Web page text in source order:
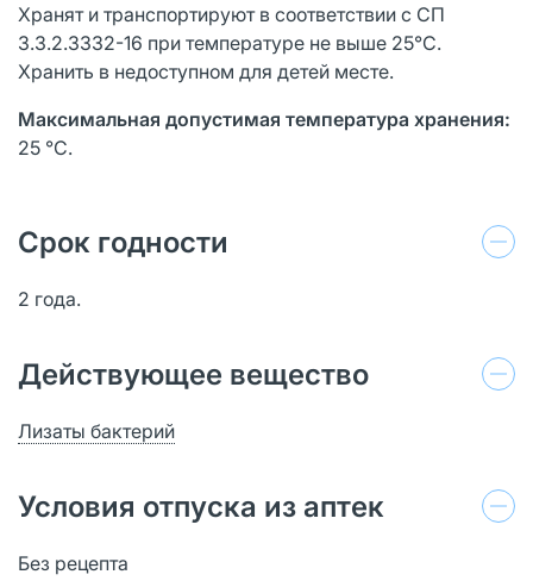
Хранят и транспортируют в соответствии с СП
3.3.2.3332-16 при температуре не выше 25°С.
Хранить в недоступном для детей месте.
Максимальная допустимая температура хранения:
25 °C.
Срок годности
2 года.
Действующее вещество
Лизаты бактерий
Условия отпуска из аптек
Без рецепта